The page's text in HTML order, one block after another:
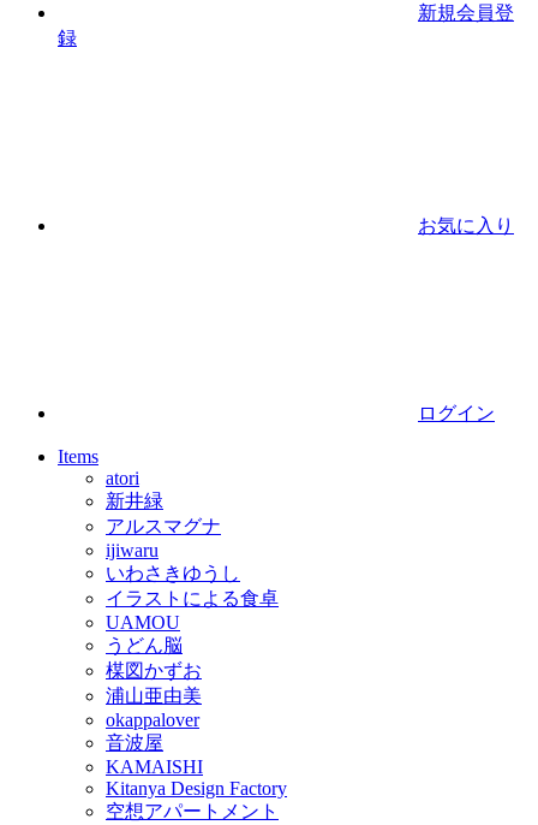
新規会員登
録
お気に入り
ログイン
Items
atori
新井緑
アルスマグナ
ijiwaru
いわさきゆうし
イラストによる食卓
UAMOU
うどん脳
楳図かずお
浦山亜由美
okappalover
音波屋
KAMAISHI
Kitanya Design Factory
空想アパートメント